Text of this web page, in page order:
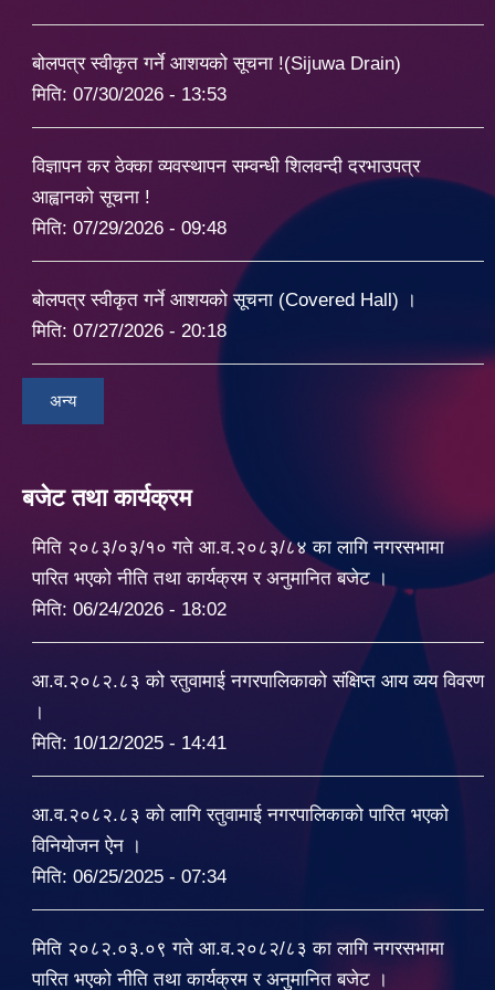
बोलपत्र स्वीकृत गर्ने आशयको सूचना !(Sijuwa Drain)
मिति: 07/30/2026 - 13:53
विज्ञापन कर ठेक्का व्यवस्थापन सम्वन्धी शिलवन्दी दरभाउपत्र
आह्वानको सूचना !
मिति: 07/29/2026 - 09:48
बोलपत्र स्वीकृत गर्ने आशयको सूचना (Covered Hall) ।
मिति: 07/27/2026 - 20:18
अन्य
बजेट तथा कार्यक्रम
मिति २०८३/०३/१० गते आ.व.२०८३/८४ का लागि नगरसभामा
पारित भएको नीति तथा कार्यक्रम र अनुमानित बजेट ।
मिति: 06/24/2026 - 18:02
आ.व.२०८२.८३ को रतुवामाई नगरपालिकाको संक्षिप्त आय व्यय विवरण
।
मिति: 10/12/2025 - 14:41
आ.व.२०८२.८३ को लागि रतुवामाई नगरपालिकाको पारित भएको
विनियोजन ऐन ।
मिति: 06/25/2025 - 07:34
मिति २०८२.०३.०९ गते आ.व.२०८२/८३ का लागि नगरसभामा
पारित भएको नीति तथा कार्यक्रम र अनुमानित बजेट ।